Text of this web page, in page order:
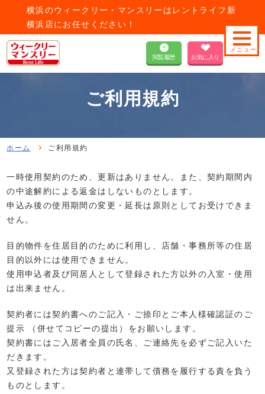
横浜のウィークリー・マンスリーはレントライフ新
横浜店にお任せください！
閲覧履歴 お気に入り
ご利用規約
ホーム ご利用規約
一時使用契約のため、更新はありません。また、契約期間内
の中途解約による返金はしないものとします。
申込み後の使用期間の変更・延長は原則としてお受けできま
せん。
目的物件を住居目的のために利用し、店舗・事務所等の住居
目的以外には使用できません。
使用申込者及び同居人として登録された方以外の入室・使用
は出来ません。
契約者には契約書へのご記入・ご捺印とご本人様確認証のご
提示 （併せてコピーの提出）をお願いします。
契約書にはご入居者全員の氏名、ご連絡先を必ずご記入いた
だきます。
又登録された方は契約者と連帯して債務を履行する責を負う
ものとします。